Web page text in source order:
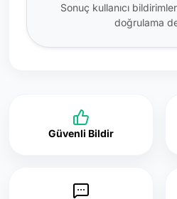
Sonuç kullanıcı
doğrulama
Güvenli Bildir